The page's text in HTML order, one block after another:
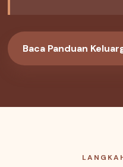
Baca Panduan